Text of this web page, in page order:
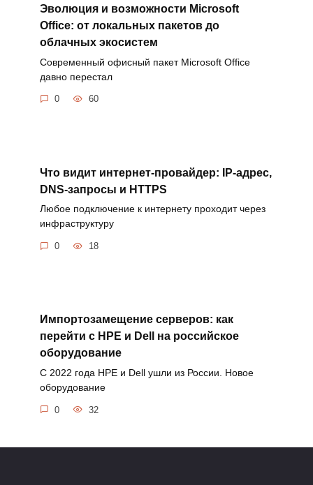
Эволюция и возможности Microsoft
Office: от локальных пакетов до
облачных экосистем
Современный офисный пакет Microsoft Office
давно перестал
0 60
Что видит интернет-провайдер: IP-адрес,
DNS-запросы и HTTPS
Любое подключение к интернету проходит через
инфраструктуру
0 18
Импортозамещение серверов: как
перейти с HPE и Dell на российское
оборудование
С 2022 года HPE и Dell ушли из России. Новое
оборудование
0 32